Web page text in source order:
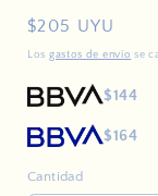
Precio
habitual
$205 UYU
Los gastos de envío se
$144
$164
Cantidad